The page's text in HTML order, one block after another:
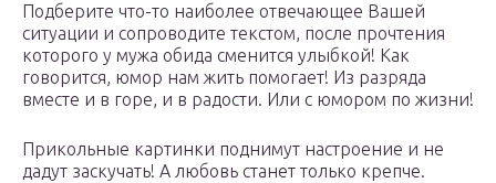
Подберите что-то наиболее отвечающее Вашей
ситуации и сопроводите текстом, после прочтения
которого у мужа обида сменится улыбкой! Как
говорится, юмор нам жить помогает! Из разряда
вместе и в горе, и в радости. Или с юмором по жизни!
Прикольные картинки поднимут настроение и не
дадут заскучать! А любовь станет только крепче.